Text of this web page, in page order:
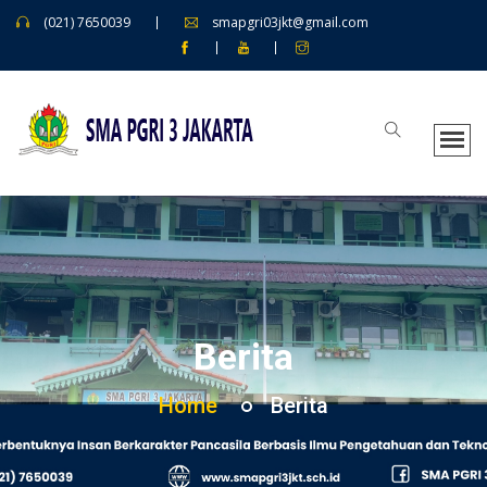
(021) 7650039 smapgri03jkt@gmail.com
Berita
Home Berita